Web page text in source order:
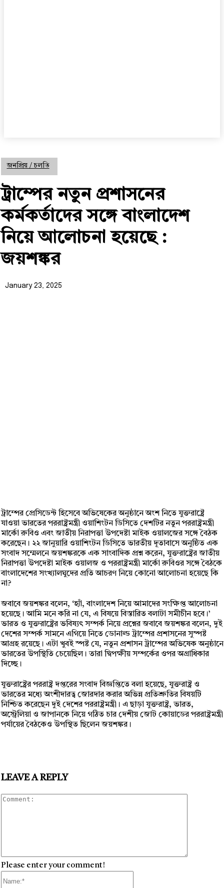
জনপ্রিয় / চলতি
ট্রাম্পের নতুন প্রশাসনের
কর্মকর্তাদের সঙ্গে বাংলাদেশ
নিয়ে আলোচনা হয়েছে :
জয়শঙ্কর
January 23, 2025
ট্রাম্পের প্রেসিডেন্ট হিসেবে অভিষেকের অনুষ্ঠানে অংশ নিতে যুক্তরাষ্ট্রে
যাওয়া ভারতের পররাষ্ট্রমন্ত্রী ওয়াশিংটন ডিসিতে দেশটির নতুন পররাষ্ট্রমন্ত্রী
মার্কো রুবিও এবং জাতীয় নিরাপত্তা উপদেষ্টা মাইক ওয়ালজের সঙ্গে বৈঠক
করেছেন। ২২ জানুয়ারি ওয়াশিংটন ডিসিতে ভারতীয় দূতাবাসে অনুষ্ঠিত এক
সংবাদ সম্মেলনে জয়শঙ্করকে এক সাংবাদিক প্রশ্ন করেন, যুক্তরাষ্ট্রের জাতীয়
নিরাপত্তা উপদেষ্টা মাইক ওয়ালজ ও পররাষ্ট্রমন্ত্রী মার্কো রুবিওর সঙ্গে বৈঠকে
বাংলাদেশের সংখ্যালঘুদের প্রতি আচরণ নিয়ে কোনো আলোচনা হয়েছে কি
না?
জবাবে জয়শঙ্কর বলেন, ‘হ্যাঁ, বাংলাদেশ নিয়ে আমাদের সংক্ষিপ্ত আলোচনা
হয়েছে। আমি মনে করি না যে, এ বিষয়ে বিস্তারিত বলাটা সমীচীন হবে।’
ভারত ও যুক্তরাষ্ট্রের ভবিষ্যৎ সম্পর্ক নিয়ে প্রশ্নের জবাবে জয়শঙ্কর বলেন, দুই
দেশের সম্পর্ক সামনে এগিয়ে নিতে ডোনাল্ড ট্রাম্পের প্রশাসনের সুস্পষ্ট
আগ্রহ রয়েছে। এটা খুবই স্পষ্ট যে, নতুন প্রশাসন ট্রাম্পের অভিষেক অনুষ্ঠানে
ভারতের উপস্থিতি চেয়েছিল। তারা দ্বিপক্ষীয় সম্পর্কের ওপর অগ্রাধিকার
দিচ্ছে।
যুক্তরাষ্ট্রের পররাষ্ট্র দপ্তরের সংবাদ বিজ্ঞপ্তিতে বলা হয়েছে, যুক্তরাষ্ট্র ও
ভারতের মধ্যে অংশীদারত্ব জোরদার করার অভিন্ন প্রতিশ্রুতির বিষয়টি
নিশ্চিত করেছেন দুই দেশের পররাষ্ট্রমন্ত্রী। এ ছাড়া যুক্তরাষ্ট্র, ভারত,
অস্ট্রেলিয়া ও জাপানকে নিয়ে গঠিত চার দেশীয় জোট কোয়াডের পররাষ্ট্রমন্ত্রী
পর্যায়ের বৈঠকেও উপস্থিত ছিলেন জয়শঙ্কর।
LEAVE A REPLY
Please enter your comment!